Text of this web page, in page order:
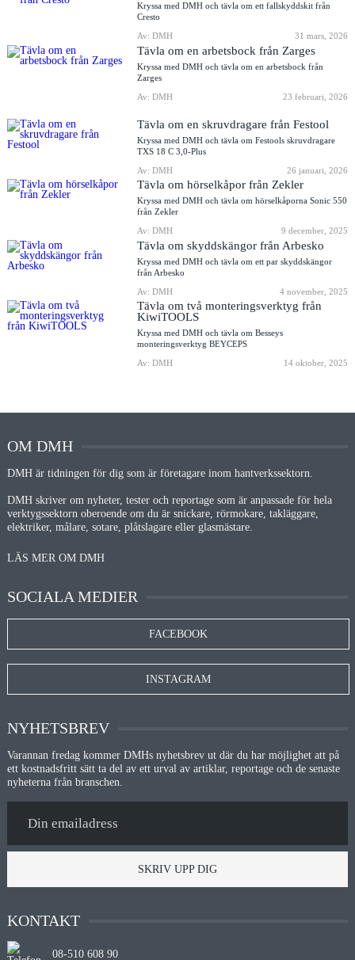
Kryssa med DMH och tävla om ett fallskyddskit från
Cresto
Av: DMH
31 mars, 2026
Tävla om en arbetsbock från Zarges
Kryssa med DMH och tävla om en arbetsbock från
Zarges
Av: DMH
23 februari, 2026
Tävla om en skruvdragare från Festool
Kryssa med DMH och tävla om Festools skruvdragare
TXS 18 C 3,0-Plus
Av: DMH
26 januari, 2026
Tävla om hörselkåpor från Zekler
Kryssa med DMH och tävla om hörselkåporna Sonic 550
från Zekler
Av: DMH
9 december, 2025
Tävla om skyddskängor från Arbesko
Kryssa med DMH och tävla om ett par skyddskängor
från Arbesko
Av: DMH
4 november, 2025
Tävla om två monteringsverktyg från
KiwiTOOLS
Kryssa med DMH och tävla om Besseys
monteringsverktyg BEYCEPS
Av: DMH
14 oktober, 2025
OM DMH
DMH är tidningen för dig som är företagare inom hantverkssektorn.
DMH skriver om nyheter, tester och reportage som är anpassade för hela
verktygssektorn oberoende om du är snickare, rörmokare, takläggare,
elektriker, målare, sotare, plåtslagare eller glasmästare.
LÄS MER OM DMH
SOCIALA MEDIER
FACEBOOK
INSTAGRAM
NYHETSBREV
Varannan fredag kommer DMHs nyhetsbrev ut där du har möjlighet att på
ett kostnadsfritt sätt ta del av ett urval av artiklar, reportage och de senaste
nyheterna från branschen.
SKRIV UPP DIG
KONTAKT
08-510 608 90